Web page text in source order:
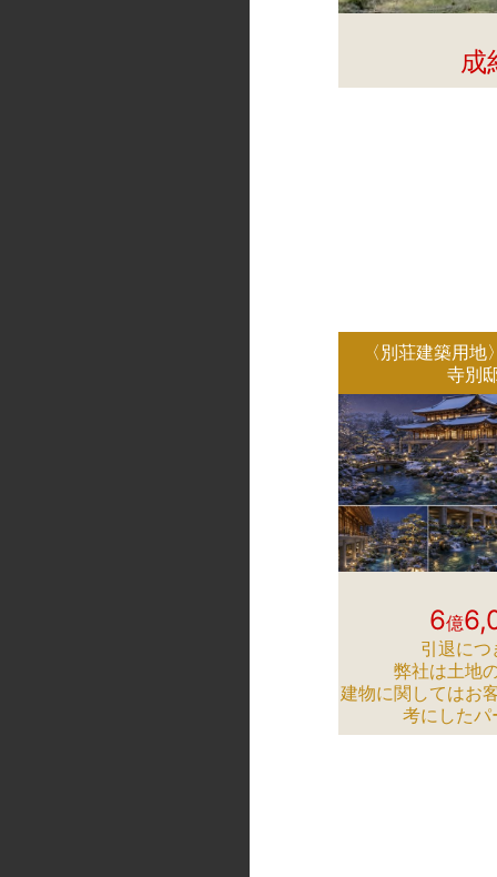
成
〈別荘建築用
寺別
6億
引退に
弊社は土地
建物に関してはお
考にした